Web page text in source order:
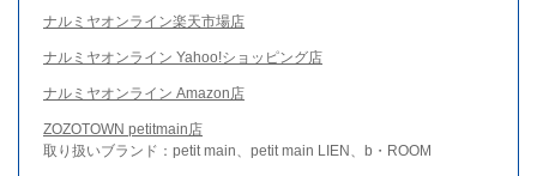
ナルミヤオンライン楽天市場店
ナルミヤオンライン Yahoo!ショッピング店
ナルミヤオンライン Amazon店
ZOZOTOWN petitmain店
取り扱いブランド：petit main、petit main LIEN、b・ROOM